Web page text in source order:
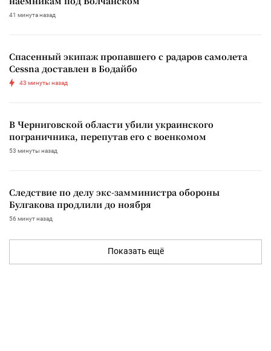
41 минута назад
Спасенный экипаж пропавшего с радаров самолета
Cessna доставлен в Бодайбо
43 минуты назад
В Черниговской области убили украинского
пограничника, перепутав его с военкомом
53 минуты назад
Следствие по делу экс-замминистра обороны
Булгакова продлили до ноября
56 минут назад
Показать ещё